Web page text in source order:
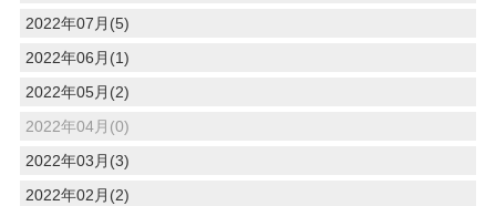
2022年07月(5)
2022年06月(1)
2022年05月(2)
2022年04月(0)
2022年03月(3)
2022年02月(2)